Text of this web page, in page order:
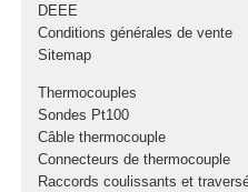
DEEE
Conditions générales de vente
Sitemap
Thermocouples
Sondes Pt100
Câble thermocouple
Connecteurs de thermocouple
Raccords coulissants et